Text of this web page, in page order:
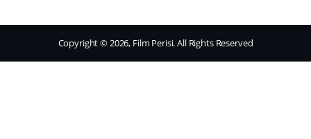
Copyright © 2026, Film Perisi. All Rights Reserved